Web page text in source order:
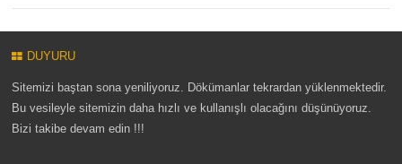
DUYURU
Sitemizi baştan sona yeniliyoruz. Dökümanlar tekrardan yüklenmektedir.
Bu vesileyle sitemizin daha hızlı ve kullanışlı olacağını düşünüyoruz.
Bizi takibe devam edin !!!